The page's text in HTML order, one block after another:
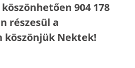
904 178
részesül a
köszönjük Nektek!